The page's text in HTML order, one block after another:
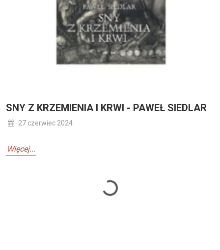
SNY Z KRZEMIENIA I KRWI - PAWEŁ SIEDLAR
27 czerwiec 2024
Więcej...
Loading...